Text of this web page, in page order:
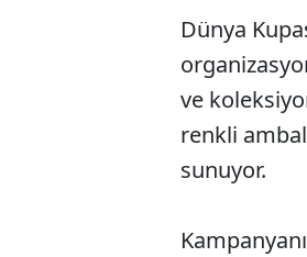
Dünya
ve
renkli
sunuyor.